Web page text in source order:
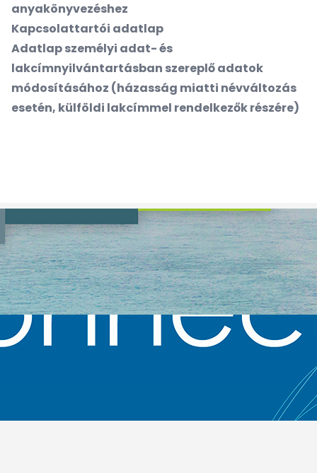
anyakönyvezéshez
Kapcsolattartói adatlap
Adatlap személyi adat- és
lakcímnyilvántartásban szereplő adatok
módosításához (házasság miatti névváltozás
esetén, külföldi lakcímmel rendelkezők részére)